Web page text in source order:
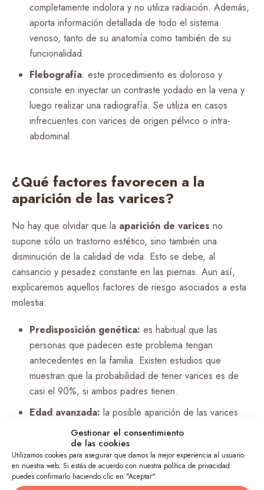
Gestionar el consentimiento
de las cookies
Utilizamos cookies para asegurar que damos la mejor experiencia al usuario
en nuestra web. Si estás de acuerdo con nuestra política de privacidad
puedes confirmarlo haciendo clic en "Aceptar".
completamente indolora y no utiliza radiación. Además,
aporta información detallada de todo el sistema
venoso, tanto de su anatomía como también de su
funcionalidad.
Flebografía: este procedimiento es doloroso y
consiste en inyectar un contraste yodado en la vena y
luego realizar una radiografía. Se utiliza en casos
infrecuentes con varices de origen pélvico o intra-
abdominal.
¿Qué factores favorecen a la
aparición de las varices?
No hay que olvidar que la aparición de varices no
supone sólo un trastorno estético, sino también una
disminución de la calidad de vida. Esto se debe, al
cansancio y pesadez constante en las piernas. Aun así,
explicaremos aquellos factores de riesgo asociados a esta
molestia:
Predisposición genética: es habitual que las
personas que padecen este problema tengan
antecedentes en la familia. Existen estudios que
muestran que la probabilidad de tener varices es de
casi el 90%, si ambos padres tienen.
Edad avanzada: la posible aparición de las varices
aumenta de manera progresiva con los años, pueden
surgir durante la adolescencia, y son muy prevalentes
en la edad adulta y tercera edad.
Embarazo:durante este estado se dificulta el retorno